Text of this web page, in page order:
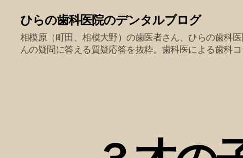
ひらの歯科医院のデンタルブログ
相模原（町田、相模大野）の歯医者さん、ひらの歯科
んの疑問に答える質疑応答を抜粋。歯科医による歯科コ